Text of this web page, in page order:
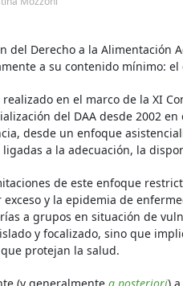
del Derecho a la Alimentación
a su contenido mínimo:
en el marco de la XI
del DAA desde 2002
desde un enfoque
a la adecuación, la
de este enfoque
y la epidemia de
a grupos en situación de
y focalizado, sino que
protejan la salud.